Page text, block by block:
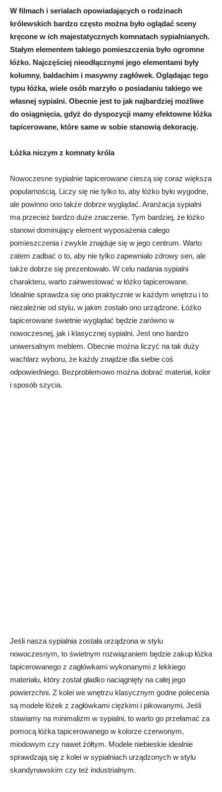
W filmach i serialach opowiadających o rodzinach
królewskich bardzo często można było oglądać sceny
kręcone w ich majestatycznych komnatach sypialnianych.
Stałym elementem takiego pomieszczenia było ogromne
łóżko. Najczęściej nieodłącznymi jego elementami były
kolumny, baldachim i masywny zagłówek. Oglądając tego
typu łóżka, wiele osób marzyło o posiadaniu takiego we
własnej sypialni. Obecnie jest to jak najbardziej możliwe
do osiągnięcia, gdyż do dyspozycji mamy efektowne łóżka
tapicerowane, które same w sobie stanowią dekorację.
Łóżka niczym z komnaty króla
Nowoczesne sypialnie tapicerowane cieszą się coraz większa
popularnością. Liczy się nie tylko to, aby łóżko było wygodne,
ale powinno ono także dobrze wyglądać. Aranżacja sypialni
ma przecież bardzo duże znaczenie. Tym bardziej, że łóżko
stanowi dominujący element wyposażenia całego
pomieszczenia i zwykle znajduje się w jego centrum. Warto
zatem zadbać o to, aby nie tylko zapewniało zdrowy sen, ale
także dobrze się prezentowało. W celu nadania sypialni
charakteru, warto zainwestować w łóżko tapicerowane.
Idealnie sprawdza się ono praktycznie w każdym wnętrzu i to
niezależnie od stylu, w jakim zostało ono urządzone. Łóżko
tapicerowane świetnie wyglądać będzie zarówno w
nowoczesnej, jak i klasycznej sypialni. Jest ono bardzo
uniwersalnym meblem. Obecnie można liczyć na tak duży
wachlarz wyboru, że każdy znajdzie dla siebie coś
odpowiedniego. Bezproblemowo można dobrać materiał, kolor
i sposób szycia.
Jeśli nasza sypialnia została urządzona w stylu
nowoczesnym, to świetnym rozwiązaniem będzie zakup łóżka
tapicerowanego z zagłówkami wykonanymi z lekkiego
materiału, który został gładko naciągnięty na całej jego
powierzchni. Z kolei we wnętrzu klasycznym godne polecenia
są modele łóżek z zagłówkami ciężkimi i pikowanymi. Jeśli
stawiamy na minimalizm w sypialni, to warto go przełamać za
pomocą łóżka tapicerowanego w kolorze czerwonym,
miodowym czy nawet żółtym. Modele niebieskie idealnie
sprawdzają się z kolei w sypialniach urządzonych w stylu
skandynawskim czy też industrialnym.